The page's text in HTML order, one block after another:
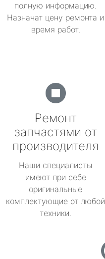
полную информацию.
Назначат цену ремонта и
время работ.
Ремонт
запчастями от
производителя
Наши специалисты
имеют при себе
оригинальные
комплектующие от любой
техники.